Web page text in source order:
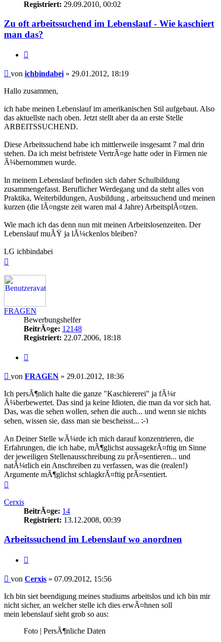
Registriert: 29.09.2010, 00:02
Zu oft arbeitssuchend im Lebenslauf - Wie kaschiert
man das?
Beitrag
von ichbindabei» 29.01.2012, 18:19
Hallo zusammen,
ich habe meinen Lebenslauf im amerikanischen Stil aufgebaut. Also
das aktuellste nach oben. Jetzt stellt aber da an erste Stelle
ARBEITSSUCHEND.
Diese Arbeitssuchend habe ich mittlerweile insgesamt 7 mal drin
stehen. Da ich meist befristete VertrÃ¤ge hatte oder in Firmen nie
Ã¼bernommen wurde.
In meinem Lebenslauf befinden sich daher Schulbildung
zusammengefasst. Beruflicher Werdegang und da steht alles von
Praktika, Weiterbildungen, Ausbildung , arbeitssuchend und meinen
kurzen (die lÃ¤ngste zeit waren mal 4 Jahre) ArbeitsplÃ¤tzen.
Wie mach ich das denn nun mit meinen Arbeitslosenzeiten. Der
Lebenslauf muÃŸ ja lÃ¼ckenlos bleiben?
LG ichbindabei
FRAGEN
Bewerbungshelfer
BeitrÃ¤ge: 12148
Registriert: 22.07.2006, 18:18
Beitrag
von FRAGEN » 29.01.2012, 18:36
Ich persÃ¶nlich halte die ganze "Kaschiererei" ja fÃ¼r
Ã¼berbewertet. Das sind ja keine Idioten, die man da vor sich hat.
Das, was die sehen wollen, sehen die auch... und wenn sie nichts
sehen, wissen sie, dass man sie bescheisst...
An Deiner Stelle wÃ¼rde ich mich darauf konzentrieren, die
Erfahrungen, die ich habe, mÃ¶glichst aussagekrÃ¤ftig im Sinne
der jeweiligen Stellenausschreibung zu prÃ¤sentieren... und
natÃ¼rlich ein Anschreiben zu verfassen, was die (realen!)
Argumente mÃ¶glichst schlagkrÃ¤ftig prÃ¤sentiert.
Cerxis
BeitrÃ¤ge: 14
Registriert: 13.12.2008, 00:39
Arbeitssuchend im Lebenslauf wo anordnen
Beitrag
von Cerxis » 07.09.2012, 15:56
Ich bin siet beendigung meines studiums arbeitslos und ich bin mir
nicht sicher, an welcher stelle ich dies erwÃ¤hnen soll
mein lebenslauf sieht grob so aus:
Foto | PersÃ¶nliche Daten